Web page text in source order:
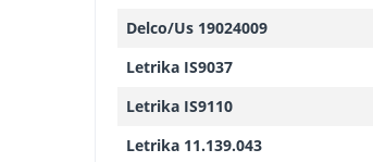
Delco/Us 19024009
Letrika IS9037
Letrika IS9110
Letrika 11.139.043